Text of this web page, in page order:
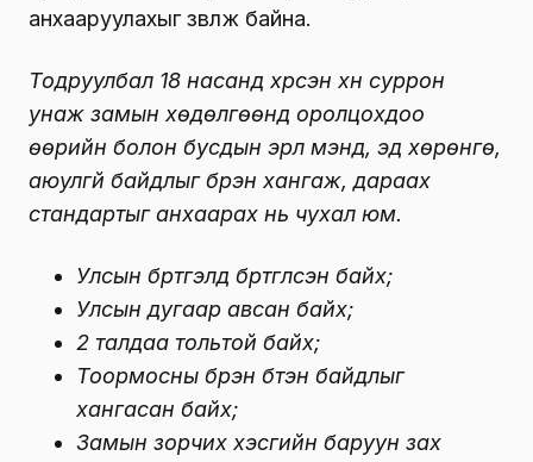
анхааруулахыг зөвлөж байна.
Тодруулбал 18 насанд хүрсэн хүн суррон
унаж замын хөдөлгөөнд оролцохдоо
өөрийн болон бусдын эрүүл мэнд, эд хөрөнгө,
аюулгүй байдлыг бүрэн хангаж, дараах
стандартыг анхаарах нь чухал юм.
Улсын бүртгэлд бүртгүүлсэн байх;
Улсын дугаар авсан байх;
2 талдаа тольтой байх;
Тоормосны бүрэн бүтэн байдлыг
хангасан байх;
Замын зорчих хэсгийн баруун зах